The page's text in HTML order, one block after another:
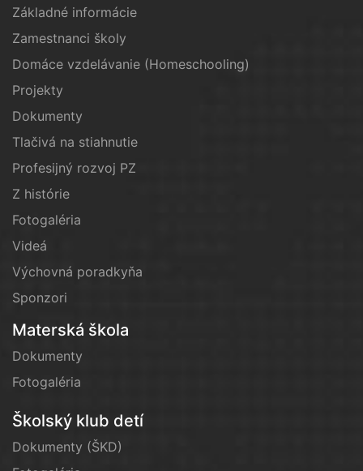
Základné informácie
Zamestnanci školy
Domáce vzdelávanie (Homeschooling)
Projekty
Dokumenty
Tlačivá na stiahnutie
Profesijný rozvoj PZ
Z histórie
Fotogaléria
Videá
Výchovná poradkyňa
Sponzori
Materská škola
Dokumenty
Fotogaléria
Školský klub detí
Dokumenty (ŠKD)